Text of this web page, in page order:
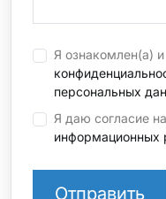
Я ознакомлен(а)
персональных
Я даю согласие на
информационных